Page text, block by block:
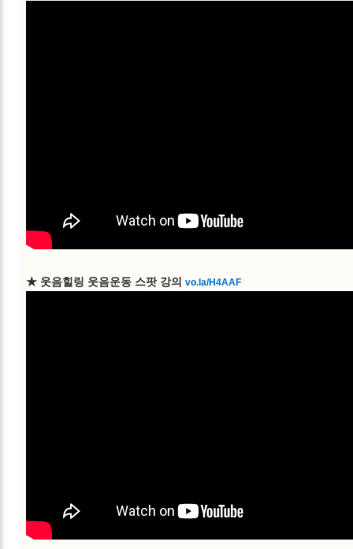
★ 웃음힐링 웃음운동 스팟 강의vo.la/H4AAF